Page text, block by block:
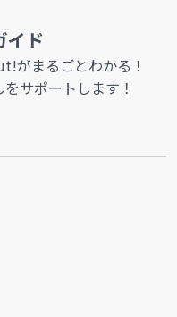
イド
がまるごとわかる！
サポートします！